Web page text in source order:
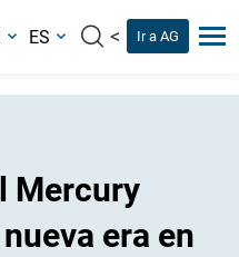
ES < Ir a AG
Mercury
era en